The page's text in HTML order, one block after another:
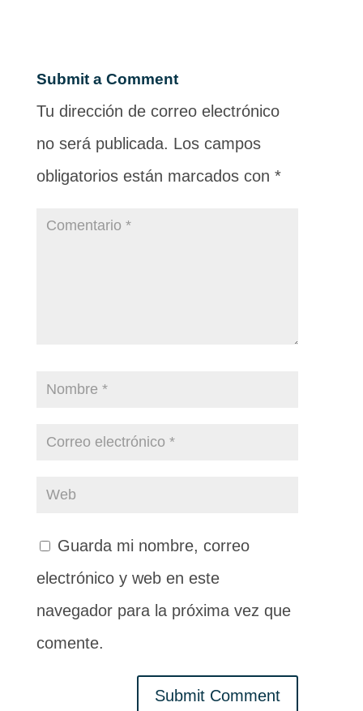
Submit a Comment
Tu dirección de correo electrónico
no será publicada. Los campos
obligatorios están marcados con *
Guarda mi nombre, correo
electrónico y web en este
navegador para la próxima vez que
comente.
Submit Comment